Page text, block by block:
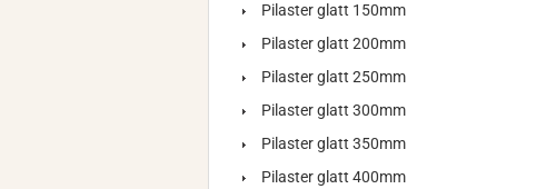
Pilaster glatt 150mm
Pilaster glatt 200mm
Pilaster glatt 250mm
Pilaster glatt 300mm
Pilaster glatt 350mm
Pilaster glatt 400mm